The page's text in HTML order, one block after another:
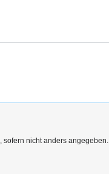
, sofern nicht anders angegeben.